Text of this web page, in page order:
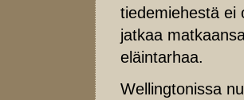
tiedemiehestä ei
jatkaa
eläintarhaa.
Wellingtonissa